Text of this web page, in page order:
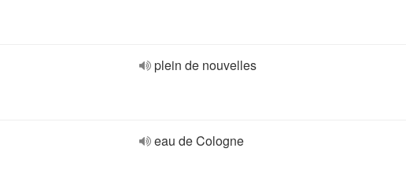
plein de nouvelles
eau de Cologne